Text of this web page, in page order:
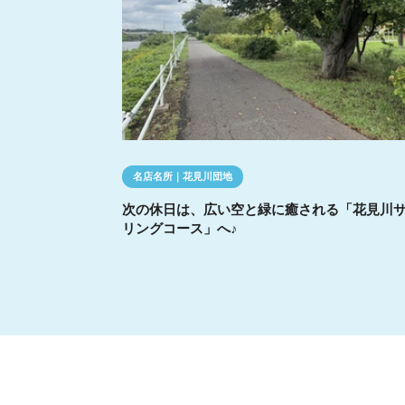
次の休日は、広い空と緑に癒される「花見川
リングコース」へ♪
名店名所｜花見川団地